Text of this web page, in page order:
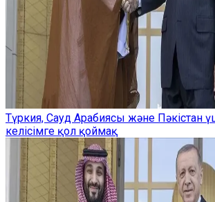
Түркия, Сауд Арабиясы және Пәкістан
келісімге қол қоймақ